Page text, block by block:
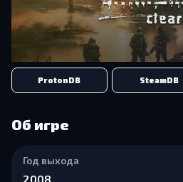
ProtonDB SteamDB
Об игре
Год выхода
2008